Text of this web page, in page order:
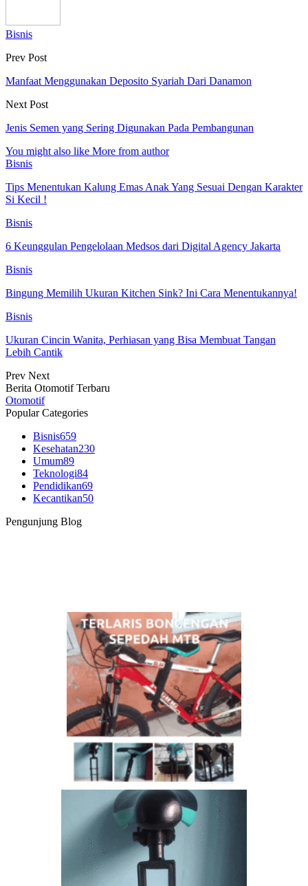
Bisnis
Prev Post
Manfaat Menggunakan Deposito Syariah Dari Danamon
Next Post
Jenis Semen yang Sering Digunakan Pada Pembangunan
You might also like More from author
Bisnis
Tips Menentukan Kalung Emas Anak Yang Sesuai Dengan Karakter
Si Kecil !
Bisnis
6 Keunggulan Pengelolaan Medsos dari Digital Agency Jakarta
Bisnis
Bingung Memilih Ukuran Kitchen Sink? Ini Cara Menentukannya!
Bisnis
Ukuran Cincin Wanita, Perhiasan yang Bisa Membuat Tangan
Lebih Cantik
Prev Next
Berita Otomotif Terbaru
Otomotif
Popular Categories
Bisnis659
Kesehatan230
Umum89
Teknologi84
Pendidikan69
Kecantikan50
Pengunjung Blog